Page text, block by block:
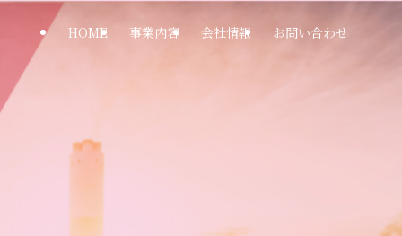
HOME 事業内容 会社情報 お問い合わせ